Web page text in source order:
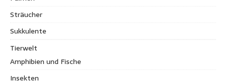
Sträucher
Sukkulente
Tierwelt
Amphibien und Fische
Insekten